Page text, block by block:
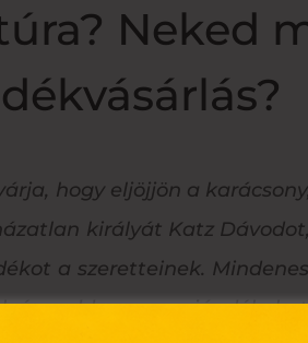
Neked
hogy eljöjjön a
királyát Katz
a szeretteinek.
és vedd meg az